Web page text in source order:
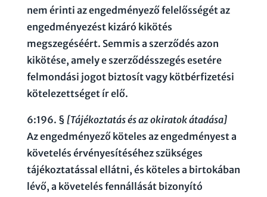
nem érinti az engedményező felelősségét az
engedményezést kizáró kikötés
megszegéséért. Semmis a szerződés azon
kikötése, amely e szerződésszegés esetére
felmondási jogot biztosít vagy kötbérfizetési
kötelezettséget ír elő.
6:196. § [Tájékoztatás és az okiratok átadása]
Az engedményező köteles az engedményest a
követelés érvényesítéséhez szükséges
tájékoztatással ellátni, és köteles a birtokában
lévő, a követelés fennállását bizonyító